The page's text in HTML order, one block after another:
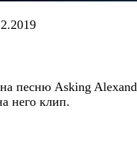
песню Asking
него клип.